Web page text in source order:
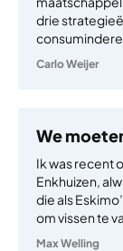
drie
Carlo Weijer
We
Ik was recent
Enkhuizen,
die als
om vissen te
Max Welling